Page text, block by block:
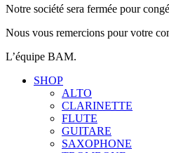
Notre société sera fermée pour
Nous vous remercions pour votre
L’équipe BAM.
SHOP
ALTO
CLARINETTE
FLUTE
GUITARE
SAXOPHONE